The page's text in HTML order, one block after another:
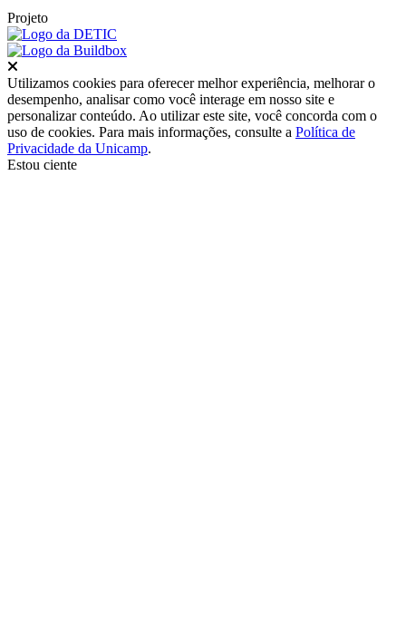
Projeto
Utilizamos cookies para oferecer melhor experiência, melhorar o
desempenho, analisar como você interage em nosso site e
personalizar conteúdo. Ao utilizar este site, você concorda com o
uso de cookies. Para mais informações, consulte a Política de
Privacidade da Unicamp.
Estou ciente